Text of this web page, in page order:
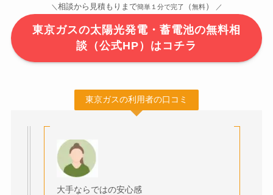
＼ 相談から見積もりまで簡単１分で完了 （無料） ／
東京ガスの太陽光発電・蓄電池の無料相
談（公式HP）はコチラ
東京ガスの利用者の口コミ
大手ならではの安心感